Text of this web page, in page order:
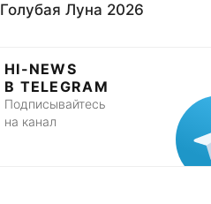
Голубая Луна 2026
HI-NEWS
В TELEGRAM
Подписывайтесь
на канал